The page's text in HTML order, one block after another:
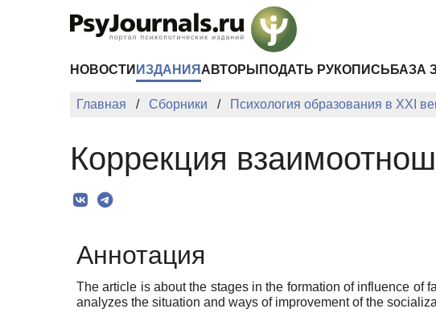
НОВОСТИ ИЗДАНИЯ АВТОРЫ ПОДАТЬ РУКОПИСЬ БАЗА
Главная Сборники Психология образования в XXI
Коррекция
Аннотация
The article is about the stages in the formation of influence of
analyzes the situation and ways of improvement of the